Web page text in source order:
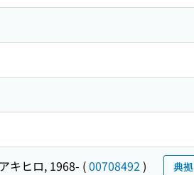
キヒロ, 1968- (00708492 ) 典拠